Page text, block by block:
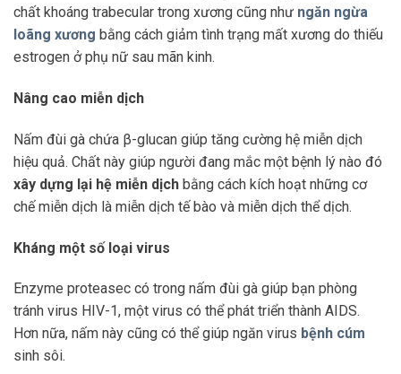
chất khoáng trabecular trong xương cũng như ngăn ngừa
loãng xương bằng cách giảm tình trạng mất xương do thiếu
estrogen ở phụ nữ sau mãn kinh.
Nâng cao miễn dịch
Nấm đùi gà chứa β-glucan giúp tăng cường hệ miễn dịch
hiệu quả. Chất này giúp người đang mắc một bệnh lý nào đó
xây dựng lại hệ miễn dịch bằng cách kích hoạt những cơ
chế miễn dịch là miễn dịch tế bào và miễn dịch thể dịch.
Kháng một số loại virus
Enzyme proteasec có trong nấm đùi gà giúp bạn phòng
tránh virus HIV-1, một virus có thể phát triển thành AIDS.
Hơn nữa, nấm này cũng có thể giúp ngăn virus bệnh cúm
sinh sôi.